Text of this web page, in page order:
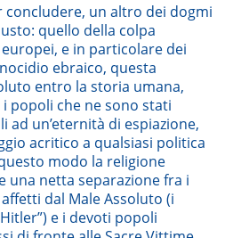
concludere, un altro dei dogmi
quello della colpa
e in particolare dei
ebraico, questa
entro la storia umana,
popoli che ne sono stati
un’eternità di espiazione,
acritico a qualsiasi politica
modo la religione
una netta separazione fra i
dal Male Assoluto (i
e i devoti popoli